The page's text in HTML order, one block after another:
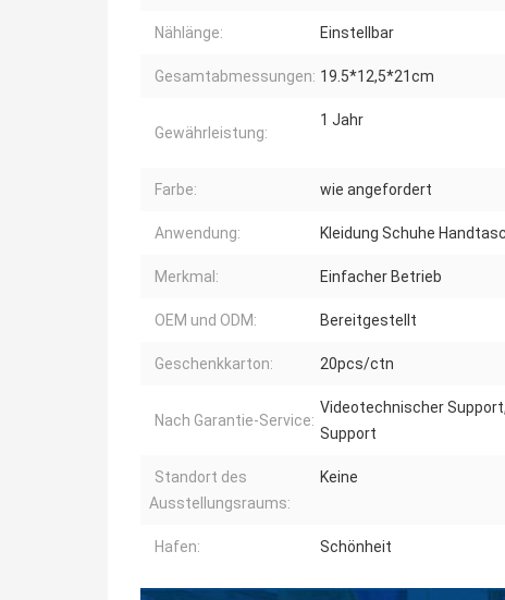
Nählänge: Einstellbar
Gesamtabmessungen: 19.5*12,5*21cm
Gewährleistung:
1 Jahr
Farbe: wie angefordert
Anwendung: Kleidung Schuhe
Merkmal: Einfacher Betrieb
OEM und ODM: Bereitgestellt
Geschenkkarton: 20pcs/ctn
Nach Garantie-Service:
Videotechnischer
Support
Standort des
Ausstellungsraums:
Keine
Hafen: Schönheit